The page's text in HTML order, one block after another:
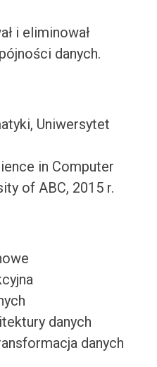
i eliminował
danych.
Uniwersytet
in Computer
of ABC, 2015 r.
danych
danych